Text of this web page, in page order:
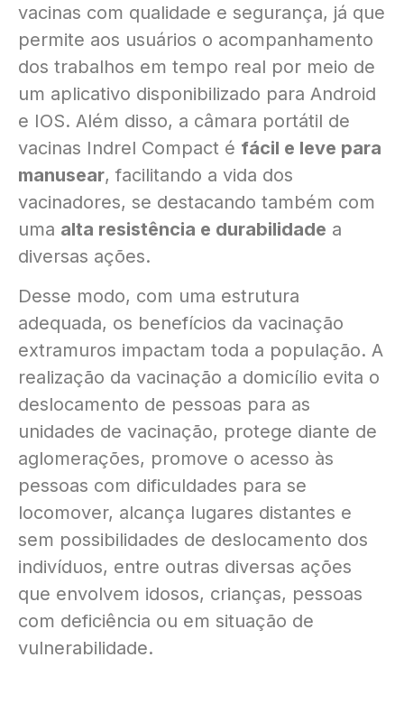
vacinas com qualidade e segurança, já que
permite aos usuários o acompanhamento
dos trabalhos em tempo real por meio de
um aplicativo disponibilizado para Android
e IOS. Além disso, a câmara portátil de
vacinas Indrel Compact é fácil e leve para
manusear, facilitando a vida dos
vacinadores, se destacando também com
uma alta resistência e durabilidade a
diversas ações.
Desse modo, com uma estrutura
adequada, os benefícios da vacinação
extramuros impactam toda a população. A
realização da vacinação a domicílio evita o
deslocamento de pessoas para as
unidades de vacinação, protege diante de
aglomerações, promove o acesso às
pessoas com dificuldades para se
locomover, alcança lugares distantes e
sem possibilidades de deslocamento dos
indivíduos, entre outras diversas ações
que envolvem idosos, crianças, pessoas
com deficiência ou em situação de
vulnerabilidade.